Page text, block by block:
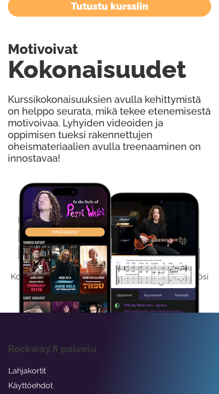
Kokeile Ilmaiseksi
Kokeilemalla ilmaiseksi saat koko sisältömme käyttöösi
viikon ajaksi.
Tutustu kurssiin
Kurssikokonaisuuksien avulla kehittymistä
on helppo seurata, mikä tekee etenemisestä
motivoivaa. Lyhyiden videoiden ja
oppimisen tueksi rakennettujen
oheismateriaalien avulla treenaaminen on
innostavaa!
Kokonaisuudet
Motivoivat
Rockway.fi palvelu
Lahjakortit
Käyttöehdot